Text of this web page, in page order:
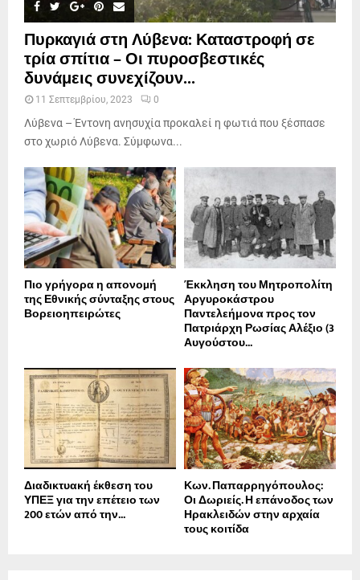
Πυρκαγιά στη Λύβενα: Καταστροφή σε
τρία σπίτια – Οι πυροσβεστικές
δυνάμεις συνεχίζουν...
11 Σεπτεμβρίου, 2023 0
Λύβενα – Έντονη ανησυχία προκαλεί η φωτιά που ξέσπασε
στο χωριό Λύβενα. Σύμφωνα...
Πιο γρήγορα η απονοµή
της Εθνικής σύνταξης στους
Βορειοηπειρώτες
Έκκληση του Μητροπολίτη
Αργυροκάστρου
Παντελεήμονα προς τον
Πατριάρχη Ρωσίας Αλέξιο (3
Αυγούστου...
Διαδικτυακή έκθεση του
ΥΠΕΞ για την επέτειο των
200 ετών από την...
Κων. Παπαρρηγόπουλος:
Οι Δωριείς. Η επάνοδος των
Ηρακλειδών στην αρχαία
τους κοιτίδα